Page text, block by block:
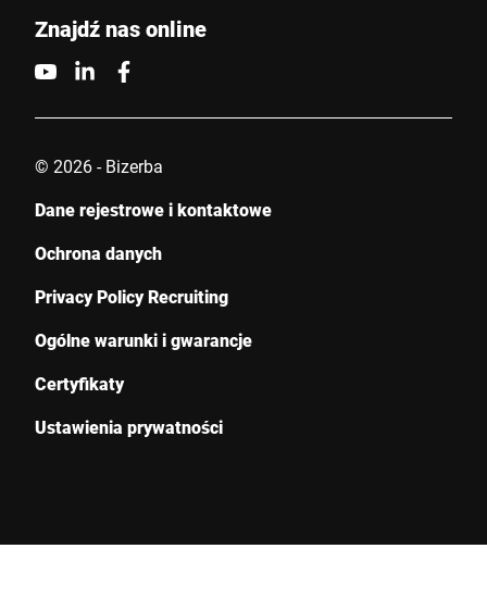
Znajdź nas online
© 2026 - Bizerba
Dane rejestrowe i kontaktowe
Ochrona danych
Privacy Policy Recruiting
Ogólne warunki i gwarancje
Certyfikaty
Ustawienia prywatności